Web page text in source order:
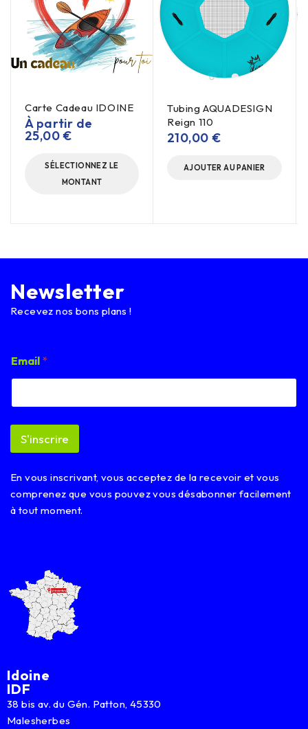
Carte Cadeau IDOINE
À partir de
25,00€
SÉLECTIONNEZ LE
MONTANT
Tubing AQUADESIGN
Reign 110
210,00 €
AJOUTER AU PANIER
Newsletter
Recevez nos bons plans !
E
m
i
E
a
l
Email *
S'inscrire
En vous inscrivant, vous acceptez de la recevoir et vous
comprenez que vous pouvez vous désabonner facilement
à tout moment.
Idoine
IDF
38 bis av. du Gén. Patton, 45330
Malesherbes